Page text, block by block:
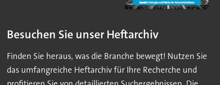
Besuchen Sie unser Heftarchiv
Finden Sie heraus, was die Branche bewegt! Nutzen Sie
das umfangreiche Heftarchiv für Ihre Recherche und